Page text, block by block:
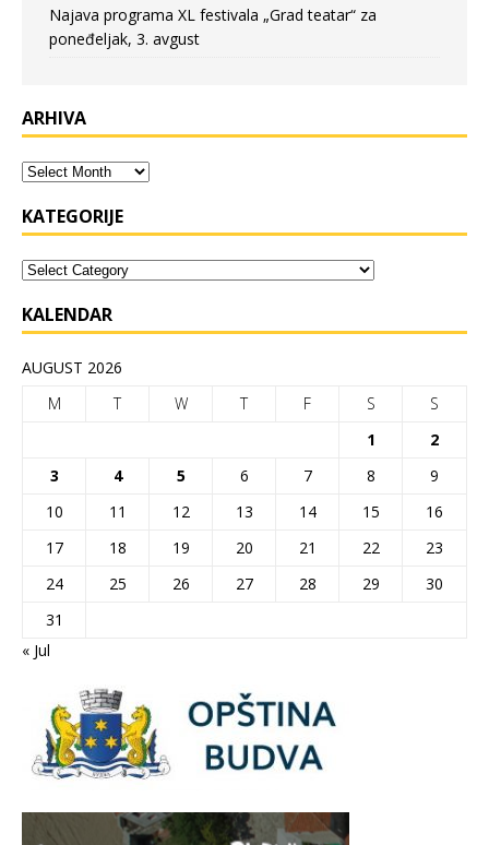
Najava programa XL festivala „Grad teatar“ za
poneđeljak, 3. avgust
ARHIVA
KATEGORIJE
KALENDAR
AUGUST 2026
M
T W T F S
S
1
2
3
4 5 6 7 8
9
10
11 12 13 14 15
16
17
18 19 20 21 22
23
24
25 26 27 28 29
30
31
« Jul